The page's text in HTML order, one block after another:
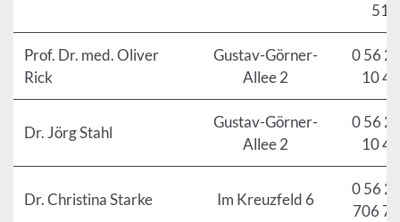
51
Prof. Dr. med. Oliver
Rick
Gustav-Görner-
Allee 2
0 56
10 41
Dr. Jörg Stahl
Gustav-Görner-
Allee 2
0 56
10 41
Dr. Christina Starke Im Kreuzfeld 6
0 56
706